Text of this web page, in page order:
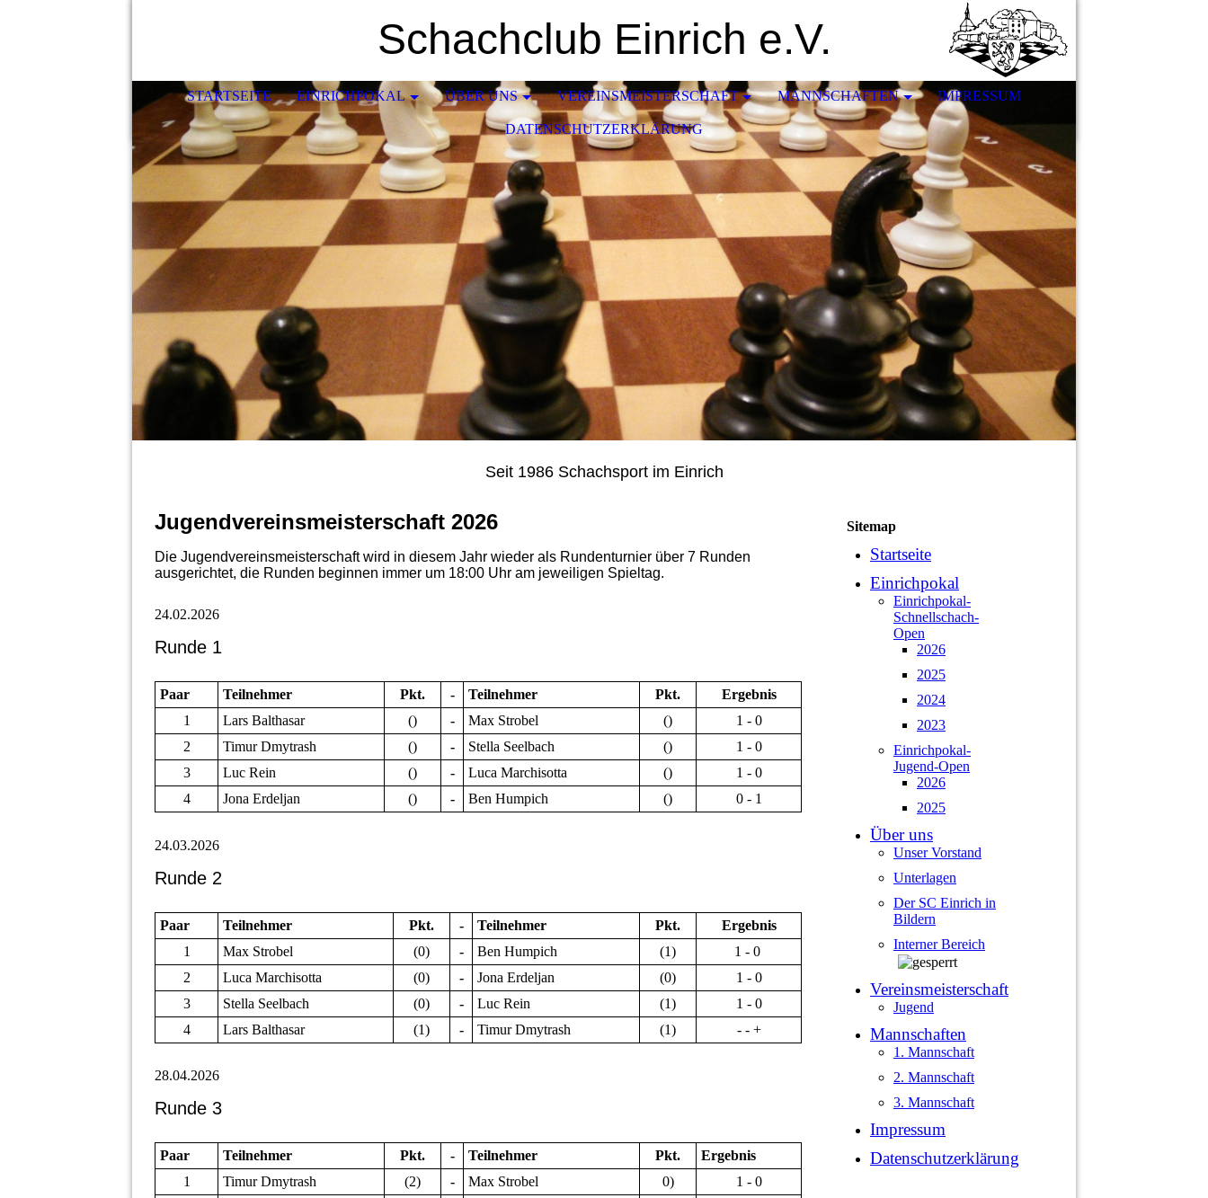
Schachclub Einrich e.V.
STARTSEITE EINRICHPOKAL ÜBER UNS VEREINSMEISTERSCHAFT MANNSCHAFTEN IMPRESSUM
DATENSCHUTZERKLÄRUNG
Seit 1986 Schachsport im Einrich
Jugendvereinsmeisterschaft 2026
Die Jugendvereinsmeisterschaft wird in diesem Jahr wieder als Rundenturnier über 7 Runden
ausgerichtet, die Runden beginnen immer um 18:00 Uhr am jeweiligen Spieltag.
24.02.2026
Runde 1
Paar Teilnehmer Pkt. - Teilnehmer Pkt.
Ergebnis
1
Lars Balthasar () - Max Strobel ()
1 - 0
2
Timur Dmytrash () - Stella Seelbach ()
1 - 0
3
Luc Rein () - Luca Marchisotta ()
1 - 0
4
Jona Erdeljan () - Ben Humpich () 0 - 1
24.03.2026
Runde 2
Paar Teilnehmer Pkt. - Teilnehmer Pkt.
Ergebnis
1
Max Strobel (0) - Ben Humpich (1)
1 - 0
2
Luca Marchisotta (0) - Jona Erdeljan (0)
1 - 0
3
Stella Seelbach (0) - Luc Rein (1)
1 - 0
4
Lars Balthasar (1) - Timur Dmytrash (1) - - +
28.04.2026
Runde 3
Paar Teilnehmer Pkt. - Teilnehmer Pkt.
Ergebnis
1
Timur Dmytrash (2) - Max Strobel 0)
1 - 0
Sitemap
Startseite
Einrichpokal
Einrichpokal-
Schnellschach-
Open
2026
2025
2024
2023
Einrichpokal-
Jugend-Open
2026
2025
Über uns
Unser Vorstand
Unterlagen
Der SC Einrich in
Bildern
Interner Bereich
Vereinsmeisterschaft
Jugend
Mannschaften
1. Mannschaft
2. Mannschaft
3. Mannschaft
Impressum
Datenschutzerklärung